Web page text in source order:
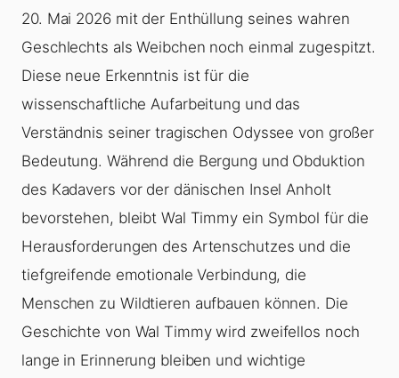
20. Mai 2026 mit der Enthüllung seines wahren
Geschlechts als Weibchen noch einmal zugespitzt.
Diese neue Erkenntnis ist für die
wissenschaftliche Aufarbeitung und das
Verständnis seiner tragischen Odyssee von großer
Bedeutung. Während die Bergung und Obduktion
des Kadavers vor der dänischen Insel Anholt
bevorstehen, bleibt Wal Timmy ein Symbol für die
Herausforderungen des Artenschutzes und die
tiefgreifende emotionale Verbindung, die
Menschen zu Wildtieren aufbauen können. Die
Geschichte von Wal Timmy wird zweifellos noch
lange in Erinnerung bleiben und wichtige